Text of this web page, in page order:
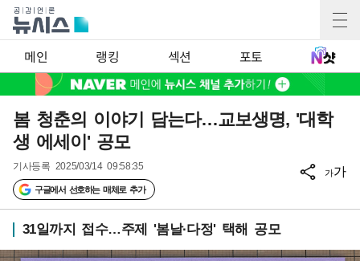
메인 랭킹 섹션 포토
봄 청춘의 이야기 담는다…교보생명, '대학
생 에세이' 공모
기사등록 2025/03/14 09:58:35
구글에서 선호하는 매체로 추가
가가
31일까지 접수…주제 '봄날·다정' 택해 공모